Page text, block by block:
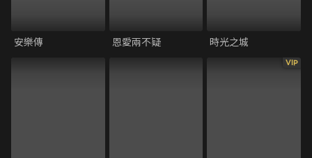
安樂傳 恩愛兩不疑 時光之城
VIP